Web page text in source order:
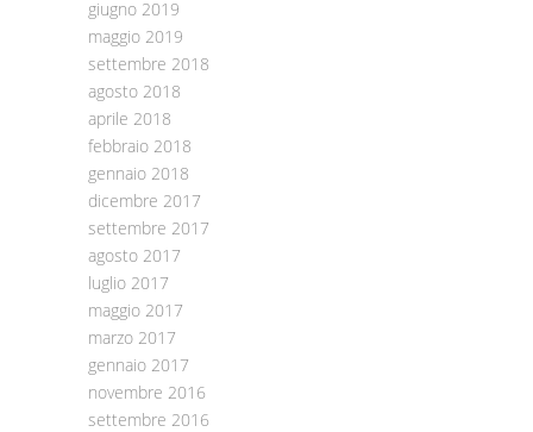
giugno 2019
maggio 2019
settembre 2018
agosto 2018
aprile 2018
febbraio 2018
gennaio 2018
dicembre 2017
settembre 2017
agosto 2017
luglio 2017
maggio 2017
marzo 2017
gennaio 2017
novembre 2016
settembre 2016